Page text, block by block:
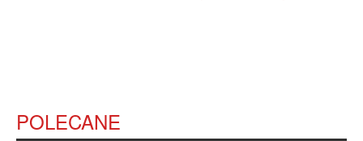
POLECANE